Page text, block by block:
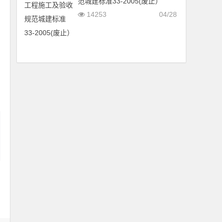
04/28
14253